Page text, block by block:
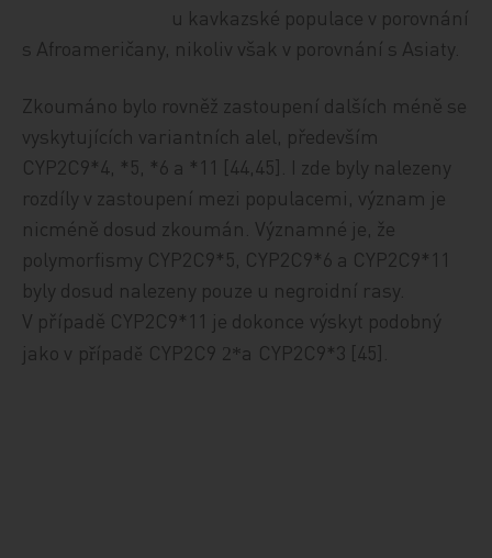
u kavkazské populace v porovnání
s Afroameričany, nikoliv však v porovnání s Asiaty.
Zkoumáno bylo rovněž zastoupení dalších méně se
vyskytujících variantních alel, především
CYP2C9*4, *5, *6 a *11 [44,45]. I zde byly nalezeny
rozdíly v zastoupení mezi populacemi, význam je
nicméně dosud zkoumán. Významné je, že
polymorfismy CYP2C9*5, CYP2C9*6 a CYP2C9*11
byly dosud nalezeny pouze u negroidní rasy.
V případě CYP2C9*11 je dokonce výskyt podobný
jako v případě CYP2C9 *2a CYP2C9*3 [45].